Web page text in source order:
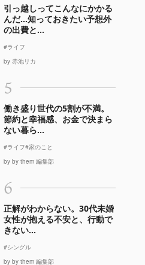
引っ越しってこんなにかかる
んだ…知っておきたい予想外
の出費と...
#ライフ
by 赤池リカ
5
働き盛り世代の5割が不満。
節約と幸福感、お金で決まら
ない暮ら...
#ライフ#家のこと
by by them 編集部
6
正解がわからない。30代未婚
女性が抱える不安と、行動で
きない...
#シングル
by by them 編集部